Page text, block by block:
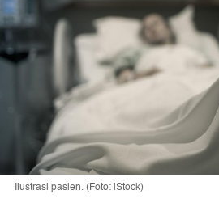
Ilustrasi pasien. (Foto: iStock)